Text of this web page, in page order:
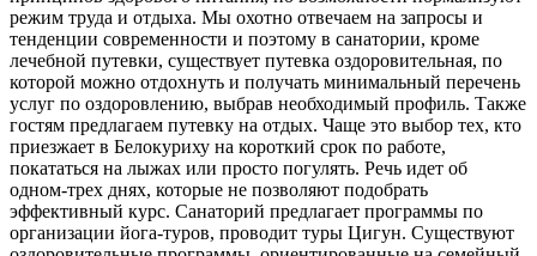
режим труда и отдыха. Мы охотно отвечаем на запросы и
тенденции современности и поэтому в санатории, кроме
лечебной путевки, существует путевка оздоровительная, по
которой можно отдохнуть и получать минимальный перечень
услуг по оздоровлению, выбрав необходимый профиль. Также
гостям предлагаем путевку на отдых. Чаще это выбор тех, кто
приезжает в Белокуриху на короткий срок по работе,
покататься на лыжах или просто погулять. Речь идет об
одном-трех днях, которые не позволяют подобрать
эффективный курс. Санаторий предлагает программы по
организации йога-туров, проводит туры Цигун. Существуют